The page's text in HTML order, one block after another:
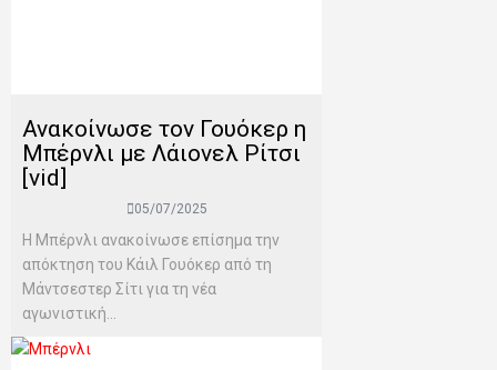
Ανακοίνωσε τον Γουόκερ η
Μπέρνλι με Λάιονελ Ρίτσι
[vid]
05/07/2025
Η Μπέρνλι ανακοίνωσε επίσημα την
απόκτηση του Κάιλ Γουόκερ από τη
Μάντσεστερ Σίτι για τη νέα
αγωνιστική...